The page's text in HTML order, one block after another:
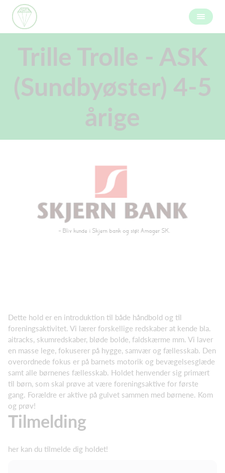
Trille Trolle - ASK
(Sundbyøster) 4-5
årige
Dette hold er en introduktion til både håndbold og til
foreningsaktivitet. Vi lærer forskellige redskaber at kende bla.
aitracks, skumredskaber, bløde bolde, faldskærme mm. Vi laver
en masse lege, fokuserer på hygge, samvær og fællesskab. Den
overordnede fokus er på barnets motorik og bevægelsesglæde
samt alle børnenes fællesskab. Holdet henvender sig primært
til børn, som skal prøve at være foreningsaktive for første
gang. Forældre er aktive på gulvet sammen med børnene. Kom
og prøv!
Tilmelding
her kan du tilmelde dig holdet!